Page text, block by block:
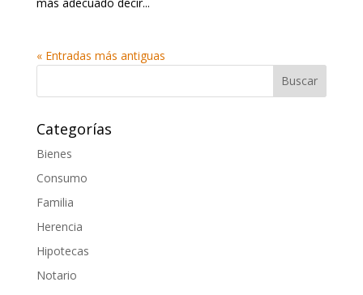
« Entradas más antiguas
Categorías
Bienes
Consumo
Familia
Herencia
Hipotecas
Notario